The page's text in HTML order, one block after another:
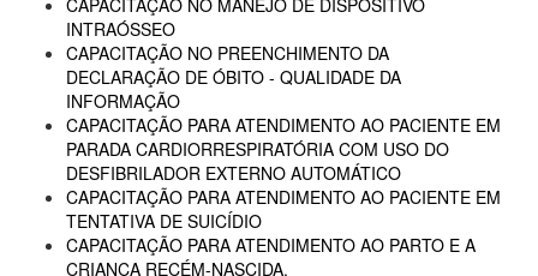
CAPACITAÇÃO NO MANEJO DE DISPOSITIVO
INTRAÓSSEO
CAPACITAÇÃO NO PREENCHIMENTO DA
DECLARAÇÃO DE ÓBITO - QUALIDADE DA
INFORMAÇÃO
CAPACITAÇÃO PARA ATENDIMENTO AO PACIENTE EM
PARADA CARDIORRESPIRATÓRIA COM USO DO
DESFIBRILADOR EXTERNO AUTOMÁTICO
CAPACITAÇÃO PARA ATENDIMENTO AO PACIENTE EM
TENTATIVA DE SUICÍDIO
CAPACITAÇÃO PARA ATENDIMENTO AO PARTO E A
CRIANÇA RECÉM-NASCIDA.